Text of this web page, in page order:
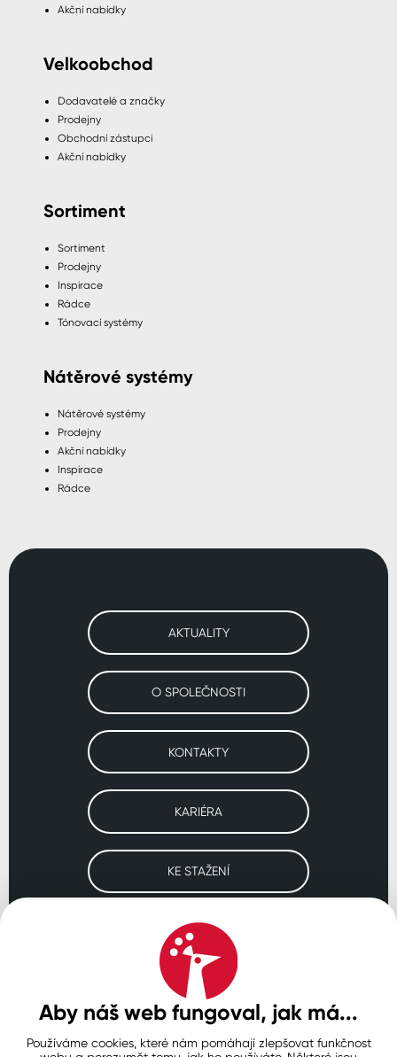
Akční nabídky
Velkoobchod
Dodavatelé a značky
Prodejny
Obchodní zástupci
Akční nabídky
Sortiment
Sortiment
Prodejny
Inspirace
Rádce
Tónovací systémy
Nátěrové systémy
Nátěrové systémy
Prodejny
Akční nabídky
Inspirace
Rádce
AKTUALITY
O SPOLEČNOSTI
KONTAKTY
KARIÉRA
KE STAŽENÍ
Navštivte naše pobočky
SLOVENSKO POLSKO
Ochrana osobních údajů
Zásady používání souborů cookie
Aby náš web fungoval, jak má...
Používáme cookies, které nám pomáhají zlepšovat funkčnost